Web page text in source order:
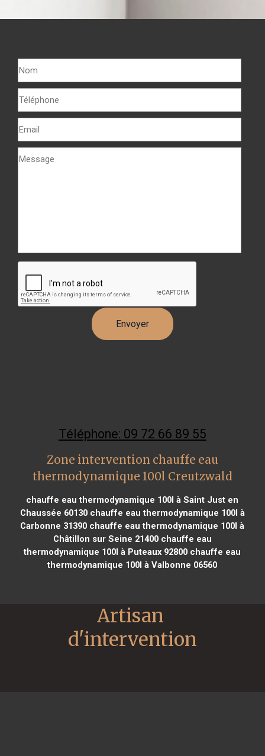
Téléphone: 09 72 66 89 55
Zone intervention chauffe eau
thermodynamique 100l Creutzwald
chauffe eau thermodynamique 100l à Saint Just en
Chaussée 60130chauffe eau thermodynamique 100l à
Carbonne 31390 chauffe eau thermodynamique 100l à
Châtillon sur Seine 21400chauffe eau
thermodynamique 100l à Puteaux 92800 chauffe eau
thermodynamique 100l à Valbonne 06560
Artisan
d'intervention